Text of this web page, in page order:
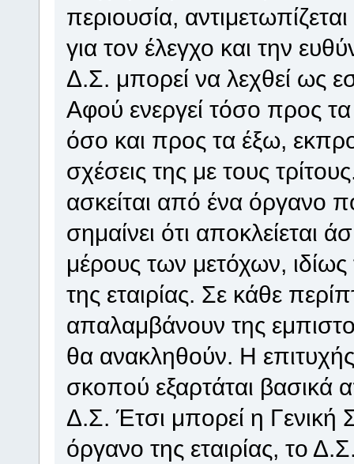
περιουσία,
για τον έλεγχο και την
Δ.Σ. μπορεί να λεχθεί ως
Αφού ενεργεί τόσο προς
όσο και προς τα έξω,
σχέσεις της με τους
ασκείται από ένα όργανο
σημαίνει ότι αποκλείεται
μέρους των μετόχων,
της εταιρίας. Σε κάθε
απαλαμβάνουν της
θα ανακληθούν. Η
σκοπού εξαρτάται βασικά
Δ.Σ. Έτσι μπορεί η Γενική
όργανο της εταιρίας, το